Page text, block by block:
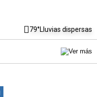
79°Lluvias dispersas